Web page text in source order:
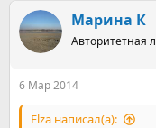
к
ц
и
Марина К
Авторитетная
6 Мар 2014
Elza написал(а):